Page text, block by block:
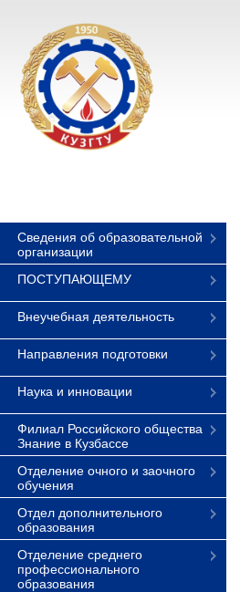
Сведения об образовательной
организации
ПОСТУПАЮЩЕМУ
Внеучебная деятельность
Направления подготовки
Наука и инновации
Филиал Российского общества
Знание в Кузбассе
Отделение очного и заочного
обучения
Отдел дополнительного
образования
Отделение среднего
профессионального
образования